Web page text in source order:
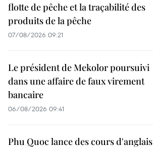
flotte de pêche et la traçabilité des
produits de la pêche
07/08/2026 09:21
Le président de Mekolor poursuivi
dans une affaire de faux virement
bancaire
06/08/2026 09:41
Phu Quoc lance des cours d'anglais